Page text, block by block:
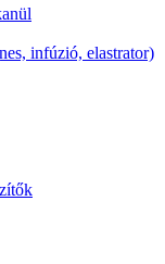
infúzió, elastrator)